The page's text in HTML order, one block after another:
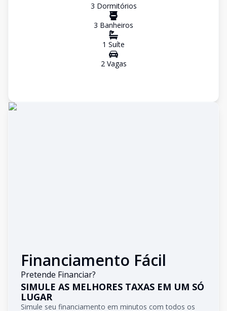
3 Dormitórios
3 Banheiros
1 Suíte
2Vagas
Financiamento Fácil
Pretende Financiar?
SIMULE AS MELHORES TAXAS EM UM SÓ
LUGAR
Simule seu financiamento em minutos com todos os